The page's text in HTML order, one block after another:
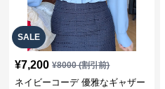
SALE
¥7,200 ¥8000(割引前)
ネイビーコーデ 優雅なギャザー